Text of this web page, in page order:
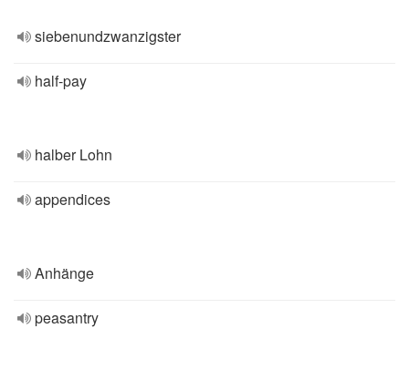
siebenundzwanzigster
half-pay
halber Lohn
appendices
Anhänge
peasantry